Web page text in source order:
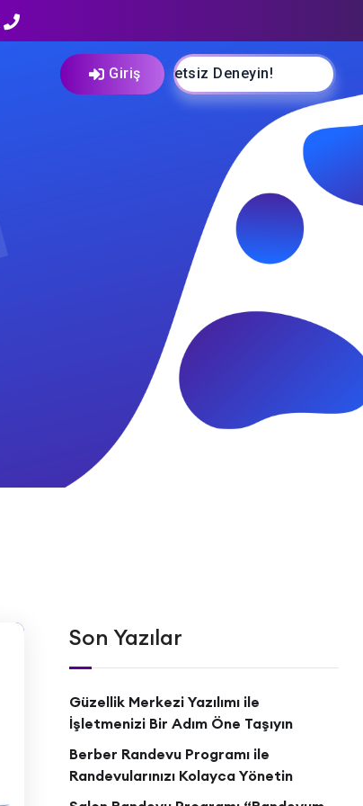
Giriş
Ücretsiz Deneyin!
Son Yazılar
Güzellik Merkezi Yazılımı ile
İşletmenizi Bir Adım Öne Taşıyın
Berber Randevu Programı ile
Randevularınızı Kolayca Yönetin